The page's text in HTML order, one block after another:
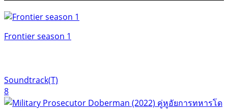
Frontier season 1
Soundtrack(T)
8